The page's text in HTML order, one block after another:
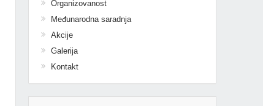
Organizovanost
Međunarodna saradnja
Akcije
Galerija
Kontakt